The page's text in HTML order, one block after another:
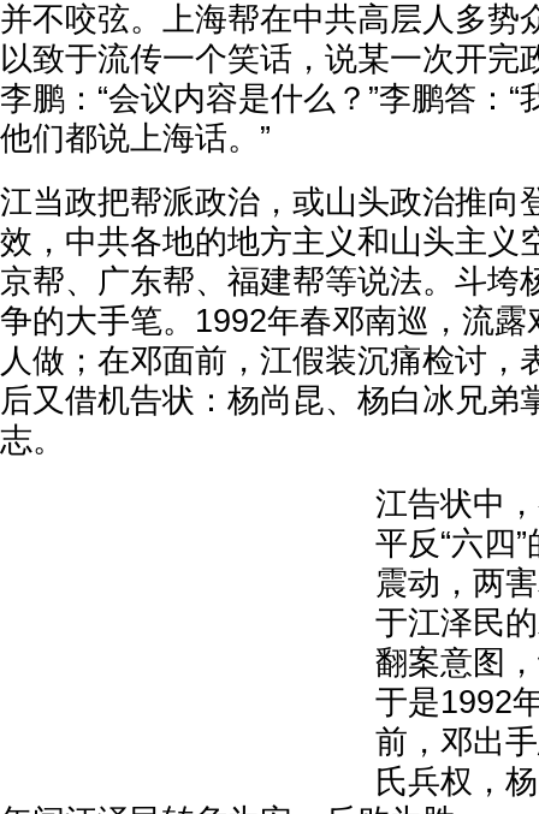
并不咬弦。上海帮在中共高层人多势
以致于流传一个笑话，说某一次开完
李鹏：“会议内容是什么？”李鹏答：
他们都说上海话。”
江当政把帮派政治，或山头政治推向
效，中共各地的地方主义和山头主义
京帮、广东帮、福建帮等说法。斗垮
争的大手笔。1992年春邓南巡，流
人做；在邓面前，江假装沉痛检讨，
后又借机告状：杨尚昆、杨白冰兄弟
志。
江告状中
平反“六四
震动，两
于江泽民
翻案意图
于是1992
前，邓出
氏兵权，